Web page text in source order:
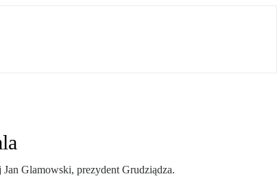
Glamowski, prezydent Grudziądza.